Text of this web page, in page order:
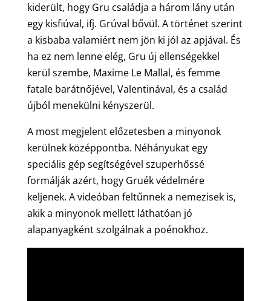
kiderült, hogy Gru családja a három lány után
egy kisfiúval, ifj. Grúval bővül. A történet szerint
a kisbaba valamiért nem jön ki jól az apjával. És
ha ez nem lenne elég, Gru új ellenségekkel
kerül szembe, Maxime Le Mallal, és femme
fatale barátnőjével, Valentinával, és a család
újból menekülni kényszerül.
A most megjelent előzetesben a minyonok
kerülnek középpontba. Néhányukat egy
speciális gép segítségével szuperhőssé
formálják azért, hogy Gruék védelmére
keljenek. A videóban feltűnnek a nemezisek is,
akik a minyonok mellett láthatóan jó
alapanyagként szolgálnak a poénokhoz.